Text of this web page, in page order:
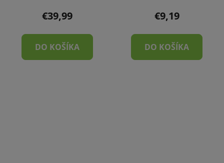
€39,99
DO KOŠÍKA
€9,19
DO KOŠÍKA